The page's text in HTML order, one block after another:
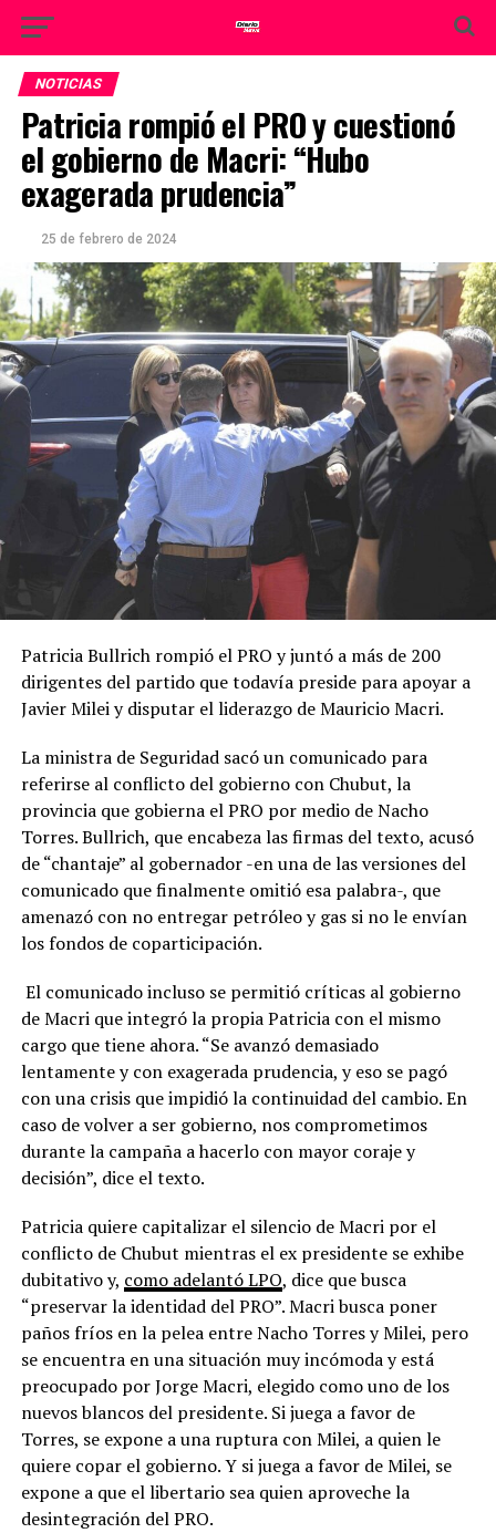
NOTICIAS
Patricia rompió el PRO y cuestionó
el gobierno de Macri: “Hubo
exagerada prudencia”
25 de febrero de 2024
Patricia Bullrich rompió el PRO y juntó a más de 200
dirigentes del partido que todavía preside para apoyar a
Javier Milei y disputar el liderazgo de Mauricio Macri.
La ministra de Seguridad sacó un comunicado para
referirse al conflicto del gobierno con Chubut, la
provincia que gobierna el PRO por medio de Nacho
Torres. Bullrich, que encabeza las firmas del texto, acusó
de “chantaje” al gobernador -en una de las versiones del
comunicado que finalmente omitió esa palabra-, que
amenazó con no entregar petróleo y gas si no le envían
los fondos de coparticipación.
El comunicado incluso se permitió críticas al gobierno
de Macri que integró la propia Patricia con el mismo
cargo que tiene ahora. “Se avanzó demasiado
lentamente y con exagerada prudencia, y eso se pagó
con una crisis que impidió la continuidad del cambio. En
caso de volver a ser gobierno, nos comprometimos
durante la campaña a hacerlo con mayor coraje y
decisión”, dice el texto.
Patricia quiere capitalizar el silencio de Macri por el
conflicto de Chubut mientras el ex presidente se exhibe
dubitativo y, como adelantó LPO, dice que busca
“preservar la identidad del PRO”. Macri busca poner
paños fríos en la pelea entre Nacho Torres y Milei, pero
se encuentra en una situación muy incómoda y está
preocupado por Jorge Macri, elegido como uno de los
nuevos blancos del presidente. Si juega a favor de
Torres, se expone a una ruptura con Milei, a quien le
quiere copar el gobierno. Y si juega a favor de Milei, se
expone a que el libertario sea quien aproveche la
desintegración del PRO.